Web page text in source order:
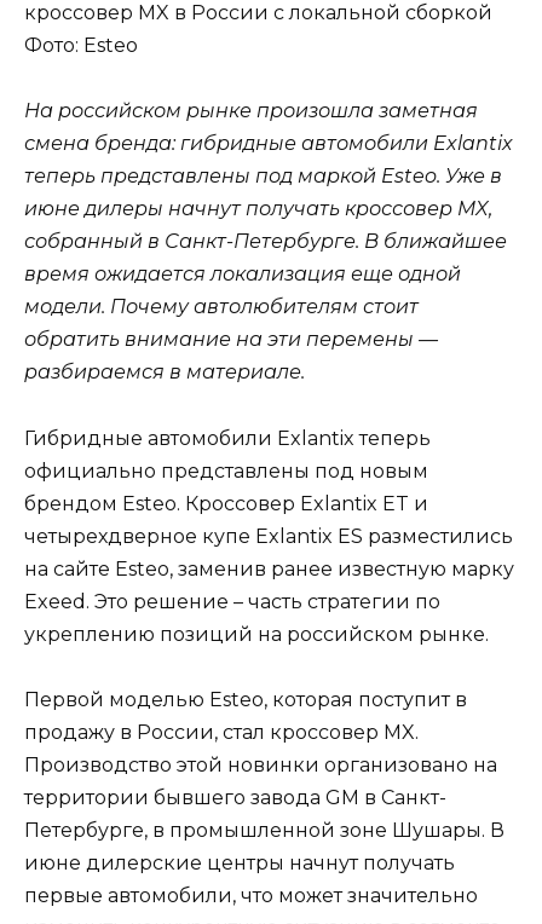
кроссовер MX в России с локальной сборкой
Фото: Esteo
На российском рынке произошла заметная
смена бренда: гибридные автомобили Exlantix
теперь представлены под маркой Esteo. Уже в
июне дилеры начнут получать кроссовер MX,
собранный в Санкт-Петербурге. В ближайшее
время ожидается локализация еще одной
модели. Почему автолюбителям стоит
обратить внимание на эти перемены —
разбираемся в материале.
Гибридные автомобили Exlantix теперь
официально представлены под новым
брендом Esteo. Кроссовер Exlantix ET и
четырехдверное купе Exlantix ES разместились
на сайте Esteo, заменив ранее известную марку
Exeed. Это решение – часть стратегии по
укреплению позиций на российском рынке.
Первой моделью Esteo, которая поступит в
продажу в России, стал кроссовер MX.
Производство этой новинки организовано на
территории бывшего завода GM в Санкт-
Петербурге, в промышленной зоне Шушары. В
июне дилерские центры начнут получать
первые автомобили, что может значительно